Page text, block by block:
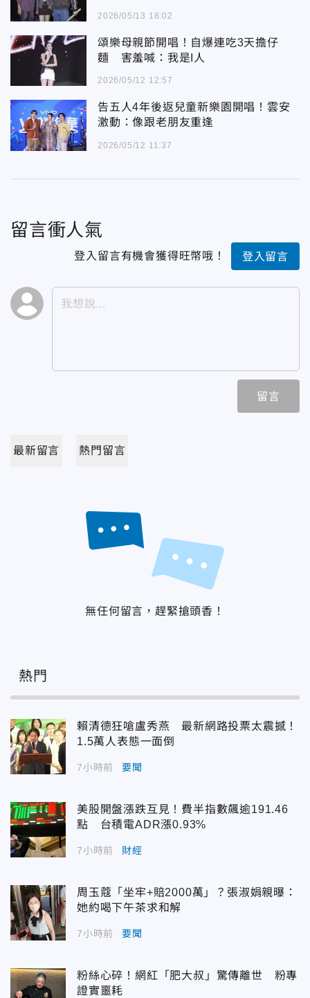
2026/05/13 18:02
頌樂母親節開唱！自爆連吃3天擔仔
麵 害羞喊：我是I人
2026/05/12 12:57
告五人4年後返兒童新樂園開唱！雲安
激動：像跟老朋友重逢
2026/05/12 11:37
留言衝人氣
登入留言有機會獲得旺幣哦！ 登入留言
留言
最新留言 熱門留言
無任何留言，趕緊搶頭香！
熱門
賴清德狂嗆盧秀燕 最新網路投票太震撼！
1.5萬人表態一面倒
7小時前 要聞
美股開盤漲跌互見！費半指數飆逾191.46
點 台積電ADR漲0.93%
7小時前 財經
周玉蔻「坐牢+賠2000萬」？張淑娟親曝：
她約喝下午茶求和解
7小時前 要聞
粉絲心碎！網紅「肥大叔」驚傳離世 粉專
證實噩耗